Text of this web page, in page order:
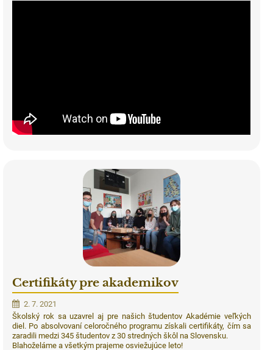
Certifikáty pre akademikov
2. 7. 2021
Školský rok sa uzavrel aj pre našich študentov Akadémie veľkých
diel. Po absolvovaní celoročného programu získali certifikáty, čím sa
zaradili medzi 345 študentov z 30 stredných škôl na Slovensku.
Blahoželáme a všetkým prajeme osviežujúce leto!